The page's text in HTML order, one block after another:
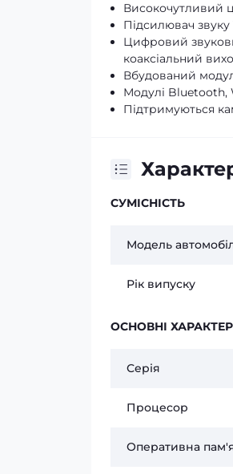
Високочутливий
Підсилювач звуку
Цифровий
коаксіальний
Вбудований
Модулі Bluetooth,
Підтримуються
СУМІСНІСТЬ
Модель
Рік випуску
ОСНОВНІ
Серія
Процесор
Оперативна